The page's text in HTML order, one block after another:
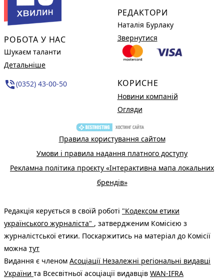
РОБОТА У НАС
Шукаєм таланти
Детальніше
phone_in_talk(0352) 43-00-50
РЕДАКТОРИ
Наталія Бурлаку
Звернутися
КОРИСНЕ
Новини компаній
Огляди
Правила користування сайтом
Умови і правила надання платного доступу
Рекламна політика проєкту «Інтерактивна мапа локальних
брендів»
Редакція керується в своїй роботі "Кодексом етики
українського журналіста" , затвердженим Комісією з
журналістської етики. Поскаржитись на матеріал до Комісії
можна тут
Видання є членом Асоціації Незалежні регіональні видавці
України та Всесвітньої асоціації видавців WAN-IFRA